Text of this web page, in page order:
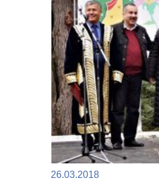
Владикавказ
Распоряжения,
ОРВ и экспертиза
Оценка
местного
Открытые данные
26.03.2018